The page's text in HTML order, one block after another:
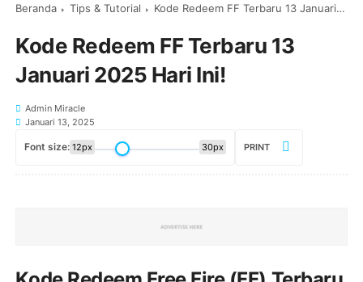
Beranda Tips & Tutorial Kode Redeem FF Terbaru 13 Januari 2025 Hari Ini!
Kode Redeem FF Terbaru 13
Januari 2025 Hari Ini!
Admin Miracle
Januari 13, 2025
Font size: 12px 30px PRINT